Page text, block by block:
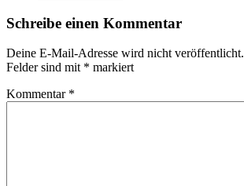
Schreibe einen Kommentar
Deine E-Mail-Adresse wird nicht veröffentlicht.
Felder sind mit * markiert
Kommentar *